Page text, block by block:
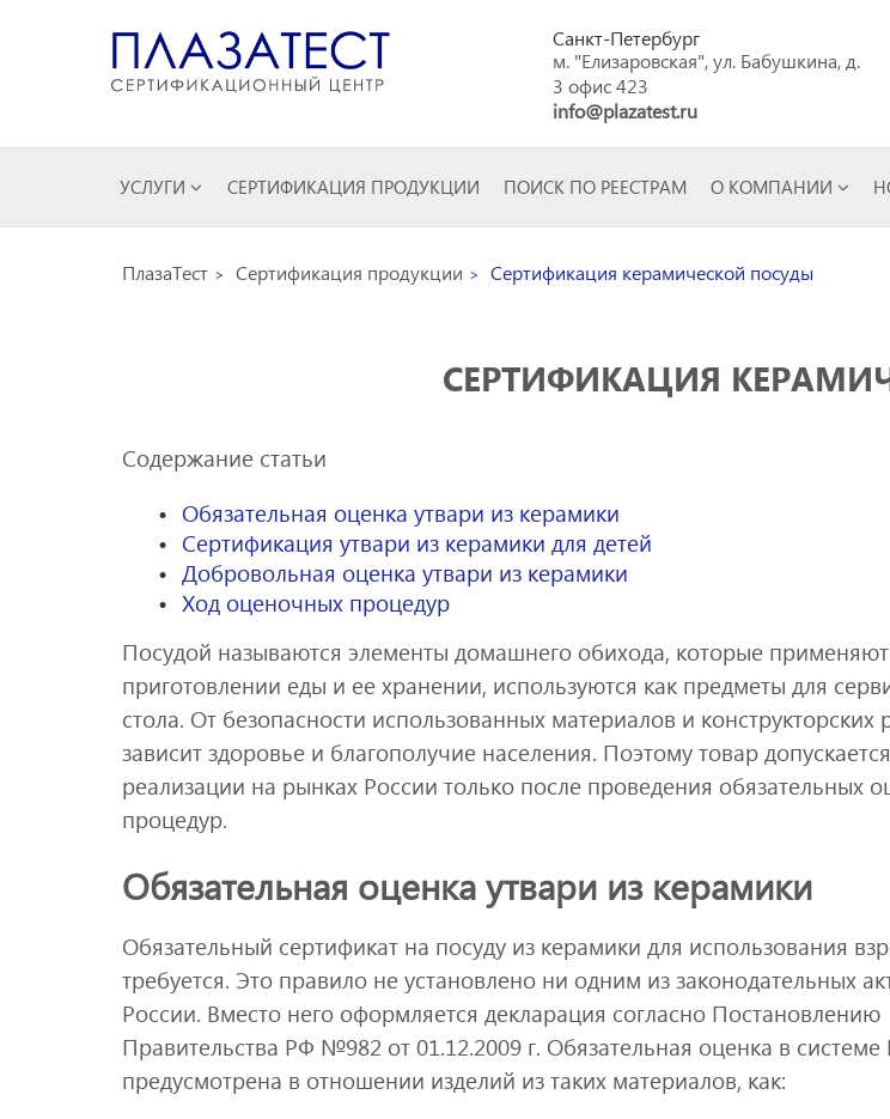
Санкт-Петербург
м. "Елизаровская", ул. Бабушкина, д.
3 офис 423
info@plazatest.ru
УСЛУГИ СЕРТИФИКАЦИЯ ПРОДУКЦИИ ПОИСК ПО РЕЕСТРАМ О КОМПАНИИ
ПлазаТест Сертификация продукции Сертификация керамической посуды
СЕРТИФИКАЦИЯ
Содержание статьи
Обязательная оценка утвари из керамики
Сертификация утвари из керамики для детей
Добровольная оценка утвари из керамики
Ход оценочных процедур
Посудой называются элементы домашнего обихода, которые
приготовлении еды и ее хранении, используются как предметы для
стола. От безопасности использованных материалов и конструкторских
зависит здоровье и благополучие населения. Поэтому товар
реализации на рынках России только после проведения обязательных
процедур.
Обязательная оценка утвари из керамики
Обязательный сертификат на посуду из керамики для использования
требуется. Это правило не установлено ни одним из законодательных
России. Вместо него оформляется декларация согласно Постановлению
Правительства РФ №982 от 01.12.2009 г. Обязательная оценка в
предусмотрена в отношении изделий из таких материалов, как: